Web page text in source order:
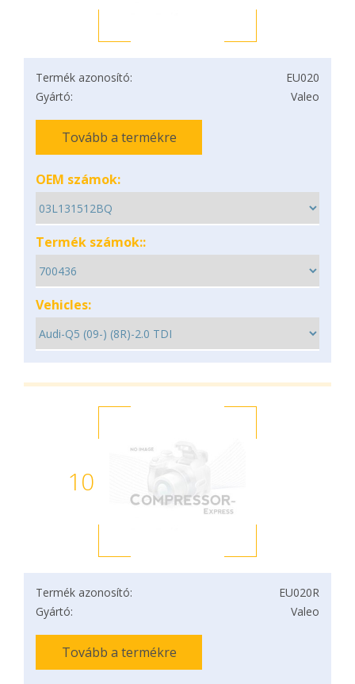
Termék azonosító:
EU020
Gyártó:
Valeo
Tovább a termékre
OEM számok:
Termék számok::
Vehicles:
10
Termék azonosító:
EU020R
Gyártó:
Valeo
Tovább a termékre